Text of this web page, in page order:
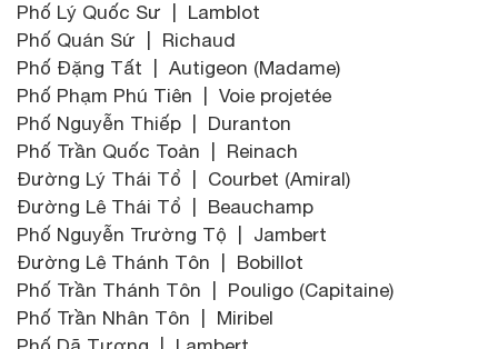
Phố Lý Quốc Sư | Lamblot
Phố Quán Sứ | Richaud
Phố Đặng Tất | Autigeon (Madame)
Phố Phạm Phú Tiên | Voie projetée
Phố Nguyễn Thiếp | Duranton
Phố Trần Quốc Toản | Reinach
Đường Lý Thái Tổ | Courbet (Amiral)
Đường Lê Thái Tổ | Beauchamp
Phố Nguyễn Trường Tộ | Jambert
Đường Lê Thánh Tôn | Bobillot
Phố Trần Thánh Tôn | Pouligo (Capitaine)
Phố Trần Nhân Tôn | Miribel